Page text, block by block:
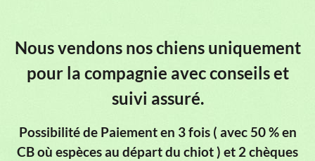
Nous vendons nos chiens uniquement
pour la compagnie avec conseils et
suivi assuré.
Possibilité de Paiement en 3 fois ( avec 50 % en
CB où espèces au départ du chiot ) et 2 chèques